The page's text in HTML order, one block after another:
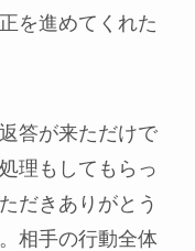
を進めてくれた
答が来ただけで
理もしてもらっ
だきありがとう
相手の行動全体